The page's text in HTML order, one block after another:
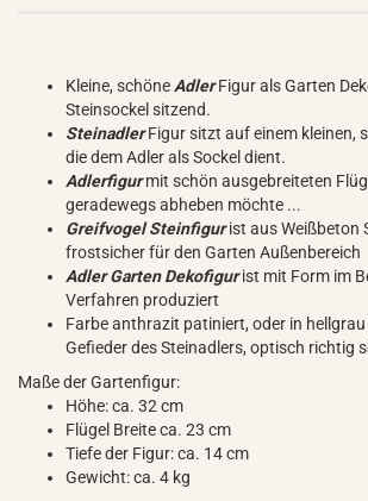
Kleine, schöne AdlerFigur als Garten
Steinsockel sitzend.
SteinadlerFigur sitzt auf einem kleinen,
die dem Adler als Sockel dient.
Adlerfigurmit schön ausgebreiteten
geradewegs abheben möchte ...
Greifvogel Steinfigurist aus Weißbeton
frostsicher für den Garten Außenbereich
Adler Garten Dekofigurist mit Form im
Verfahren produziert
Farbe anthrazit patiniert, oder in
Gefieder des Steinadlers, optisch richtig
Maße der Gartenfigur:
Höhe: ca. 32 cm
Flügel Breite ca. 23 cm
Tiefe der Figur: ca. 14 cm
Gewicht: ca. 4 kg